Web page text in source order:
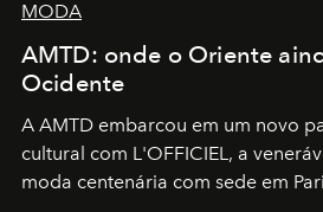
MODA
AMTD: onde o Oriente
Ocidente
A AMTD embarcou em um novo
cultural com L'OFFICIEL, a
moda centenária com sede em